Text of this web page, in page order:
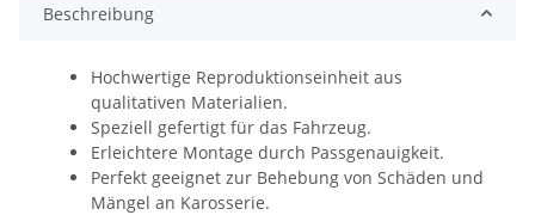
Beschreibung
Hochwertige Reproduktionseinheit aus
qualitativen Materialien.
Speziell gefertigt für das Fahrzeug.
Erleichtere Montage durch Passgenauigkeit.
Perfekt geeignet zur Behebung von Schäden und
Mängel an Karosserie.